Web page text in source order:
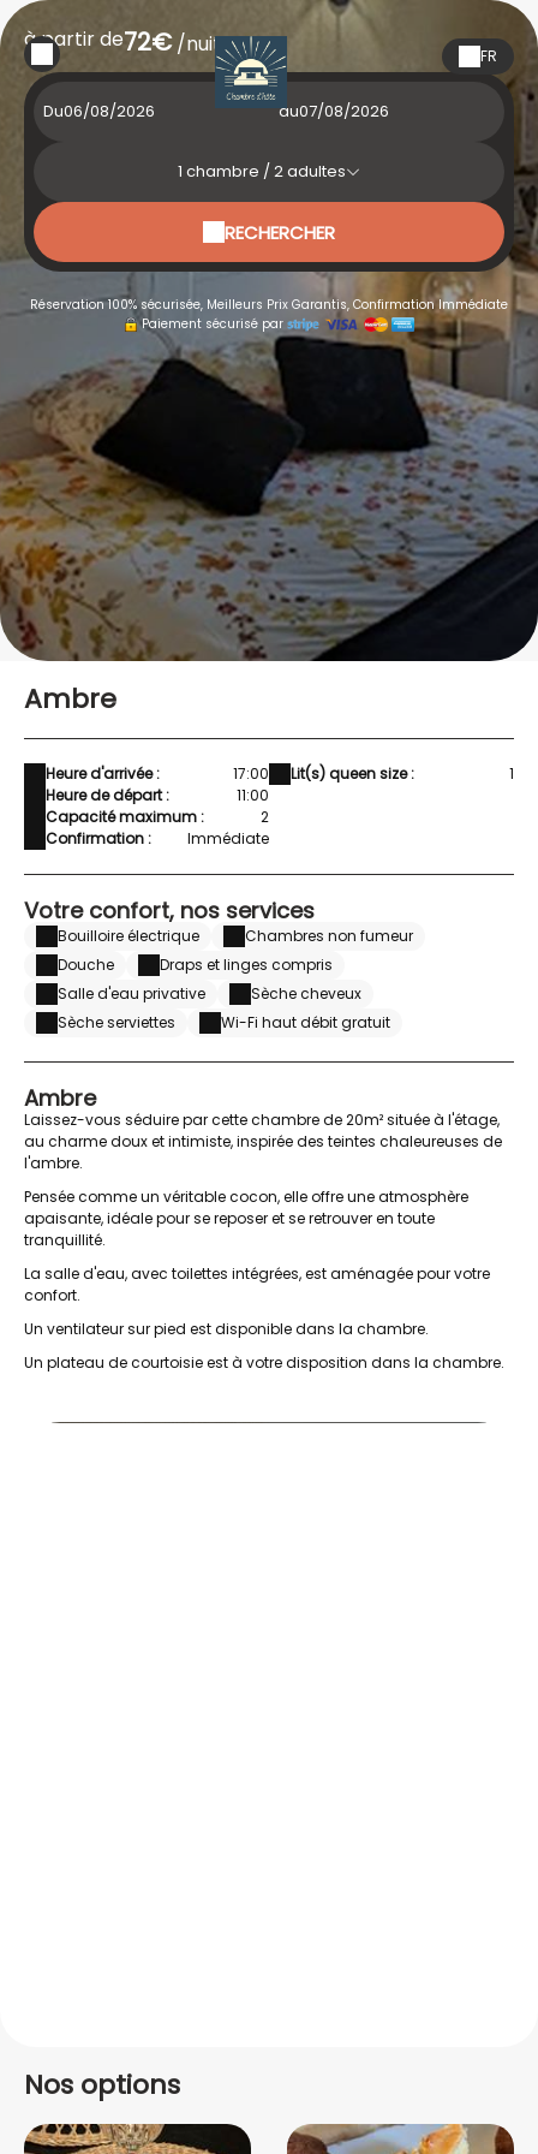
FR
à partir de72€/nuit
Du au
1 chambre /2adultes
RECHERCHER
Réservation 100% sécurisée, Meilleurs Prix Garantis, Confirmation Immédiate
Paiement sécurisé par
Ambre
Heure d'arrivée :
17:00
Heure de départ :
11:00
Capacité maximum :
2
Confirmation :
Immédiate
Lit(s) queen size : 1
Votre confort, nos services
Bouilloire électrique
Chambres non fumeur
Douche
Draps et linges compris
Salle d'eau privative
Sèche cheveux
Sèche serviettes
Wi-Fi haut débit gratuit
Ambre
Laissez-vous séduire par cette chambre de 20m² située à l'étage,
au charme doux et intimiste, inspirée des teintes chaleureuses de
l'ambre.
Pensée comme un véritable cocon, elle offre une atmosphère
apaisante, idéale pour se reposer et se retrouver en toute
tranquillité.
La salle d'eau, avec toilettes intégrées, est aménagée pour votre
confort.
Un ventilateur sur pied est disponible dans la chambre.
Un plateau de courtoisie est à votre disposition dans la chambre.
Nos options